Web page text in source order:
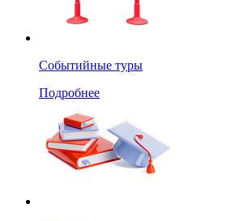
Событийные туры
Подробнее